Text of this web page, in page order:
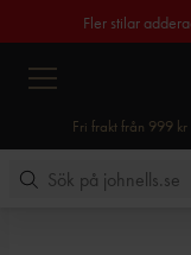
Fler stilar
Fri frakt från 999 kr